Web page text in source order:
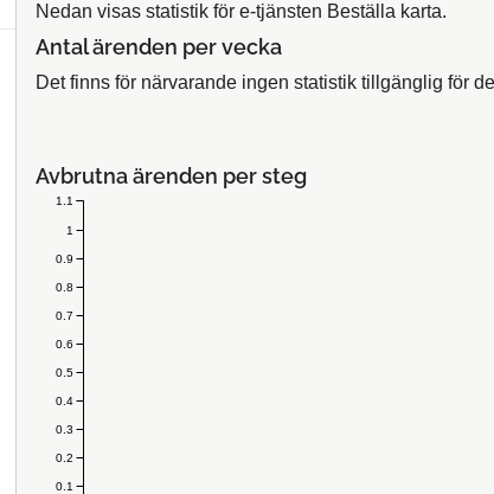
Nedan visas statistik för e-tjänsten Beställa karta.
Antal ärenden per vecka
Det finns för närvarande ingen statistik tillgänglig för
Avbrutna ärenden per steg
0.1
0.2
0.3
0.4
0.5
0.6
0.7
0.8
0.9
1
1.1